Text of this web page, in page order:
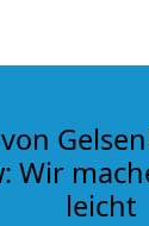
Wir
leicht